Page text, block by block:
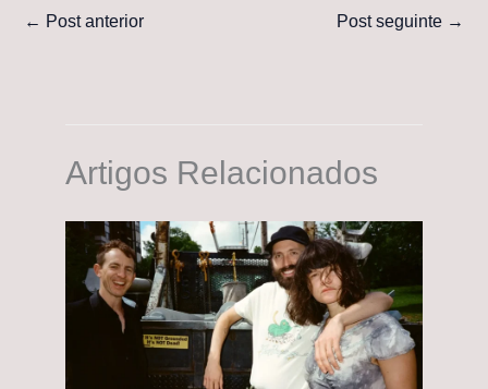
← Post anterior Post seguinte →
Artigos Relacionados